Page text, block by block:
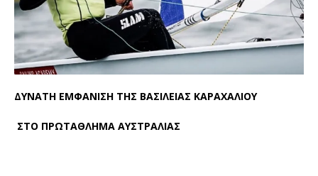
ΔΥΝΑΤΗ ΕΜΦΑΝΙΣΗ ΤΗΣ ΒΑΣΙΛΕΙΑΣ ΚΑΡΑΧΑΛΙΟΥ
ΣΤΟ ΠΡΩΤΑΘΛΗΜΑ ΑΥΣΤΡΑΛΙΑΣ